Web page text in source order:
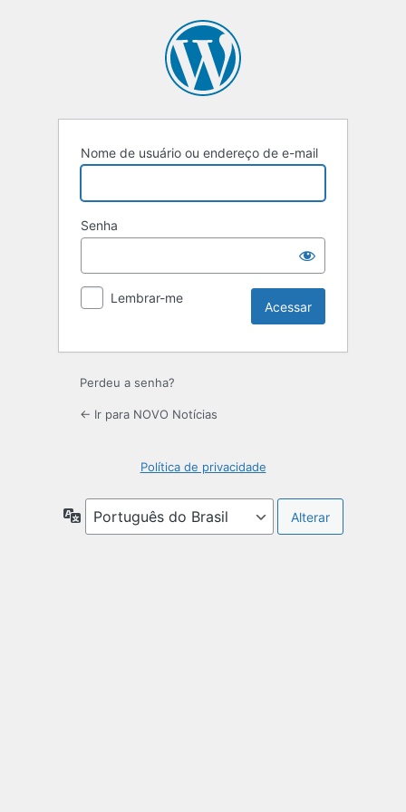
Nome de usuário ou endereço de e-mail
Senha
Lembrar-me
Perdeu a senha?
← Ir para NOVO Notícias
Política de privacidade
Idioma